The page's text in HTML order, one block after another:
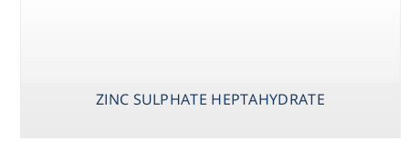
ZINC SULPHATE HEPTAHYDRATEChemicals